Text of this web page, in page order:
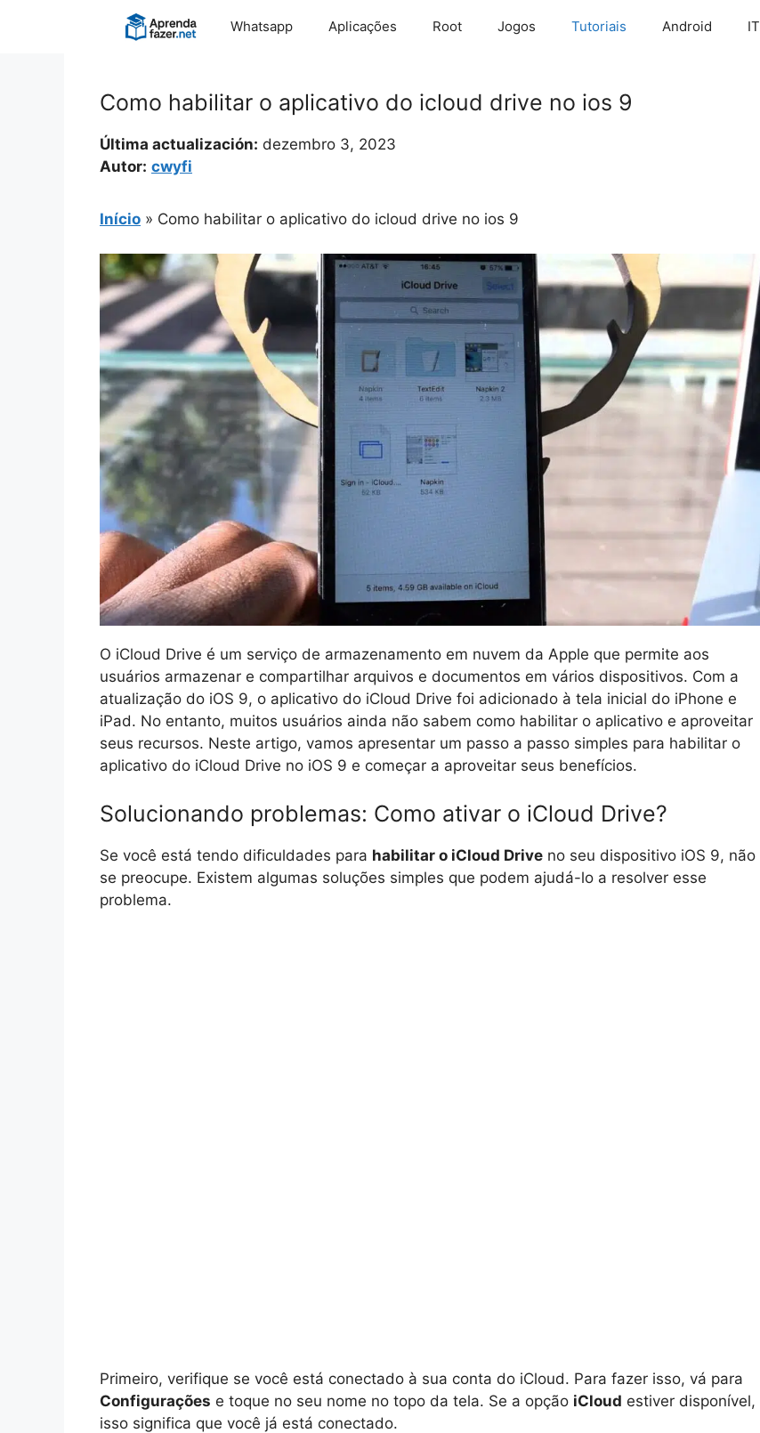
Whatsapp Aplicações Root Jogos Tutoriais Android IT
Como habilitar o aplicativo do icloud drive no ios 9
Última actualización: dezembro 3, 2023
Autor: cwyfi
Início » Como habilitar o aplicativo do icloud drive no ios 9
O iCloud Drive é um serviço de armazenamento em nuvem da Apple que permite aos
usuários armazenar e compartilhar arquivos e documentos em vários dispositivos. Com a
atualização do iOS 9, o aplicativo do iCloud Drive foi adicionado à tela inicial do iPhone e
iPad. No entanto, muitos usuários ainda não sabem como habilitar o aplicativo e aproveitar
seus recursos. Neste artigo, vamos apresentar um passo a passo simples para habilitar o
aplicativo do iCloud Drive no iOS 9 e começar a aproveitar seus benefícios.
Solucionando problemas: Como ativar o iCloud Drive?
Se você está tendo dificuldades para habilitar o iCloud Drive no seu dispositivo iOS 9, não
se preocupe. Existem algumas soluções simples que podem ajudá-lo a resolver esse
problema.
Primeiro, verifique se você está conectado à sua conta do iCloud. Para fazer isso, vá para
Configurações e toque no seu nome no topo da tela. Se a opção iCloud estiver disponível,
isso significa que você já está conectado.